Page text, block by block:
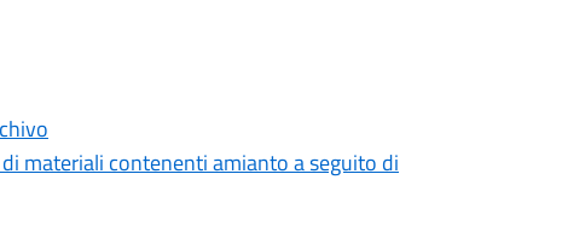
materiali contenenti amianto a seguito di